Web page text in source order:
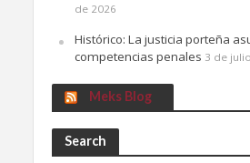
de 2026
Histórico: La justicia porteña
competencias penales 3 de
Meks Blog
Search